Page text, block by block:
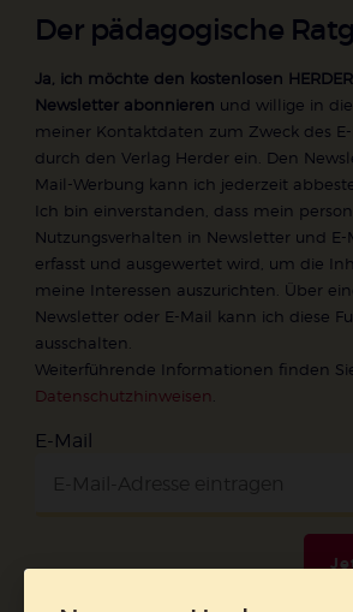
Der pädagogische
Ja, ich möchte den kostenlosen
Newsletter abonnieren und willige in
meiner Kontaktdaten zum Zweck des
durch den Verlag Herder ein. Den
Mail-Werbung kann ich jederzeit
Ich bin einverstanden, dass mein
Nutzungsverhalten in Newsletter und E-
erfasst und ausgewertet wird, um die
meine Interessen auszurichten. Über
Newsletter oder E-Mail kann ich diese
ausschalten.
Weiterführende Informationen finden
Datenschutzhinweisen
E-Mail